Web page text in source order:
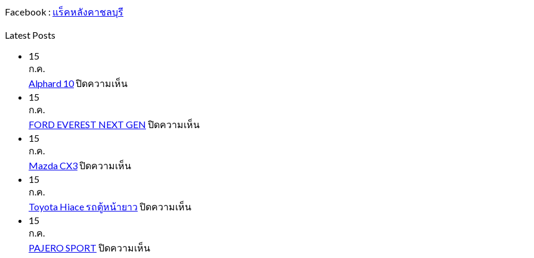
Facebook : แร็คหลังคาชลบุรี
Latest Posts
15
ก.ค.
Alphard 10ปิดความเห็นบน
15
ก.ค.
FORD EVEREST NEXT GEN ปิดความเห็นบน
15
ก.ค.
Mazda CX3ปิดความเห็นบน
15
ก.ค.
Toyota Hiace รถตู้หน้ายาว ปิดความเห็นบน
15
ก.ค.
PAJERO SPORT ปิดความเห็นบน